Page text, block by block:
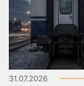
31.07.2026